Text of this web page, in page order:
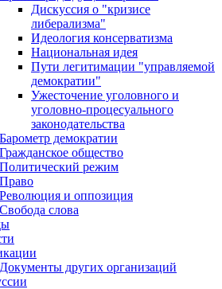
Дискуссия о "кризисе
либерализма"
Идеология консерватизма
Национальная идея
Пути легитимации "управляемой
демократии"
Ужесточение уголовного и
уголовно-процесуального
законодательства
Барометр демократии
Гражданское общество
Политический режим
Право
Революция и оппозиция
Свобода слова
Документы других организаций